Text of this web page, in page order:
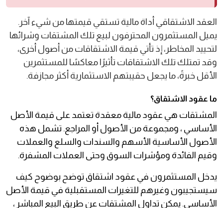
العقد الاشتقاقي أداة مالية تستقي قيمتها من شيء آخر.
يميل المستثمرون المحترفون لبيع تلك المشتقات وشرائها
لتحييد المخاطر، إذ تأتي قيمة الاشتقاقات من أصول أخرى،
وقد تمتلك تلك الاشتقاقات تأثيرًا معاكسًا للمستثمرين
الأقل خبرةً، ما يجعل حقيبتهم الاستثمارية أكثر مجازفة.
ما عقود الاشتقاق؟
المشتقات هي عقود مالية معقدة تعتمد على قيمة الأصل
الأساسي ، ومجموعة من الأصول أو المراجع. تشمل هذه
الأصول الأساسية الأسهم والسندات والسلع والعملات
وقيم الفائدة ومؤشرات السوق وحتى العملات المشفرة.
يدخل المستثمرون في عقود اشتقاق توضح بوضوح كيف
سيستجيبون وغيرهم للتغيرات المستقبلية في قيمة الأصل
الأساسي. يمكن تداول المشتقات عن طريق البيع المباشر ،